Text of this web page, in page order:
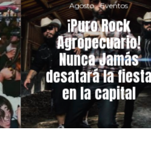
Agosto Eventos
¡Puro Rock
Agropecuario!
Nunca Jamás
desatará la fiesta
en la capital